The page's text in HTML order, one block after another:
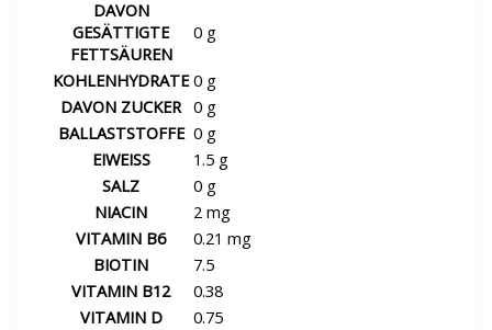
DAVON
GESÄTTIGTE
FETTSÄUREN
0 g
KOHLENHYDRATE 0 g
DAVON ZUCKER 0 g
BALLASTSTOFFE 0 g
EIWEISS
1.5 g
SALZ
0 g
NIACIN
2 mg
VITAMIN B6
0.21 mg
BIOTIN
7.5
VITAMIN B12
0.38
VITAMIN D
0.75